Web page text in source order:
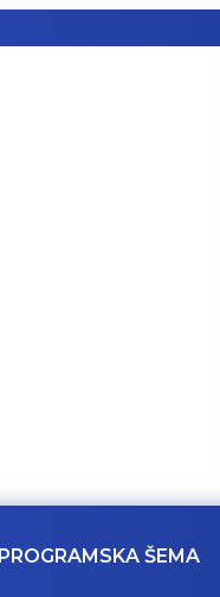
PROGRAMSKA ŠEMA